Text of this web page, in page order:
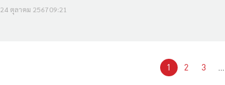
24 ตุลาคม 256709:21
1 2 3 …